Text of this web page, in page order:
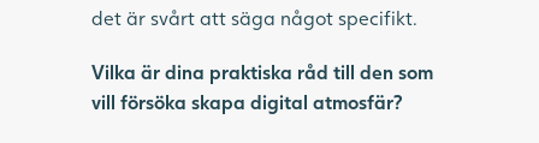
det är svårt att säga något specifikt.
Vilka är dina praktiska råd till den som
vill försöka skapa digital atmosfär?